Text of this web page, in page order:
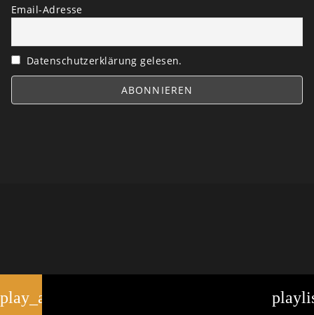
Email-Adresse
Datenschutzerklärung gelesen.
play_arrow